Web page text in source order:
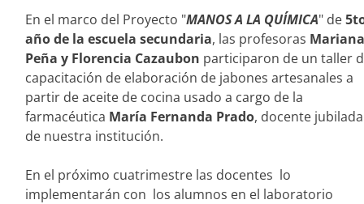
En el marco del Proyecto "MANOS A LA QUÍMICA" de
año de la escuela secundaria, las profesoras Mariana
Peña y Florencia Cazaubon participaron de un taller
capacitación de elaboración de jabones artesanales a
partir de aceite de cocina usado a cargo de la
farmacéutica María Fernanda Prado, docente jubilada
de nuestra institución.
En el próximo cuatrimestre las docentes lo
implementarán con los alumnos en el laboratorio